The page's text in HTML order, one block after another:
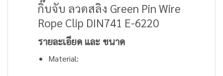
กิ๊บจับ ลวดสลิง Green Pin Wire
Rope Clip DIN741 E-6220
รายละเอียด และ ขนาด
Material: